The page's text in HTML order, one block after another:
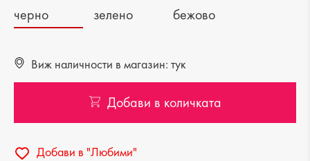
черно
зелено бежово
Виж наличности в магазин: тук
Добави в количката
Добави в "Любими"